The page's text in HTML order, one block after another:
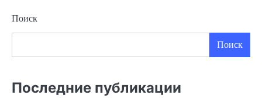
Поиск
Поиск
Последние публикации